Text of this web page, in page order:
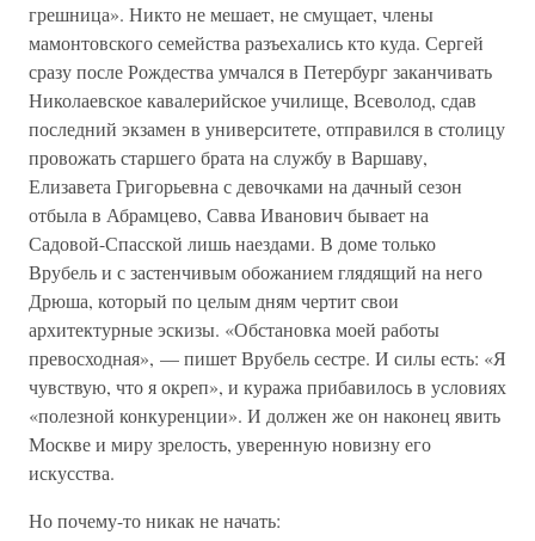
грешница». Никто не мешает, не смущает, члены
мамонтовского семейства разъехались кто куда. Сергей
сразу после Рождества умчался в Петербург заканчивать
Николаевское кавалерийское училище, Всеволод, сдав
последний экзамен в университете, отправился в столицу
провожать старшего брата на службу в Варшаву,
Елизавета Григорьевна с девочками на дачный сезон
отбыла в Абрамцево, Савва Иванович бывает на
Садовой-Спасской лишь наездами. В доме только
Врубель и с застенчивым обожанием глядящий на него
Дрюша, который по целым дням чертит свои
архитектурные эскизы. «Обстановка моей работы
превосходная», — пишет Врубель сестре. И силы есть: «Я
чувствую, что я окреп», и куража прибавилось в условиях
«полезной конкуренции». И должен же он наконец явить
Москве и миру зрелость, уверенную новизну его
искусства.
Но почему-то никак не начать: